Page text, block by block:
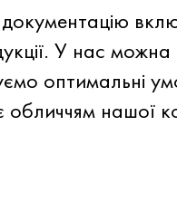
У нас можна
оптимальні
обличчям нашої